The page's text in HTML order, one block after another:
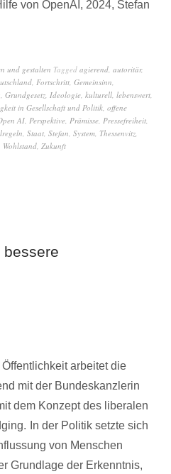
von OpenAI, 2024, Stefan
und gestalten Tagged agierend, autoritär,
, Fortschritt, Gemeinsinn,
, Grundgesetz, Ideologie, kulturell, lebenswert,
in Gesellschaft und Politik, offene
AI, Perspektive, Prämisse, Pressefreiheit,
, Staat, Stefan, System, Thessenvitz,
Wohlstand, Zukunft
bessere
arbeitet die
mit der Bundeskanzlerin
dem Konzept des liberalen
In der Politik setzte sich
von Menschen
Grundlage der Erkenntnis,